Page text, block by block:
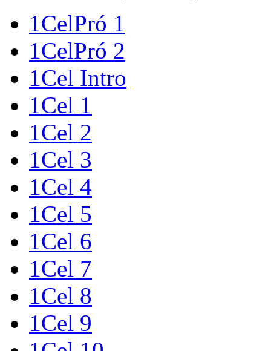
1CelPró 1
1CelPró 2
1Cel Intro
1Cel 1
1Cel 2
1Cel 3
1Cel 4
1Cel 5
1Cel 6
1Cel 7
1Cel 8
1Cel 9